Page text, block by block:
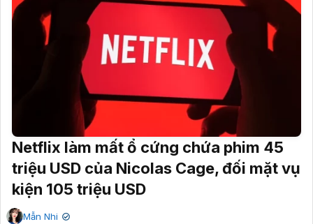
Netflix làm mất ổ cứng chứa phim 45
triệu USD của Nicolas Cage, đối mặt vụ
kiện 105 triệu USD
Mẫn Nhi ✔